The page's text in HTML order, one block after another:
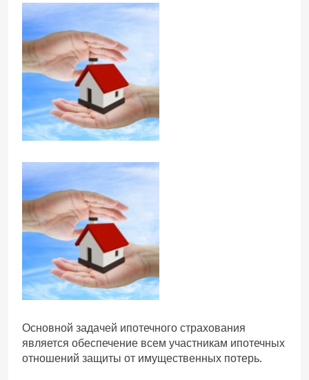
Основной задачей ипотечного страхования
является обеспечение всем участникам ипотечных
отношений защиты от имущественных потерь.